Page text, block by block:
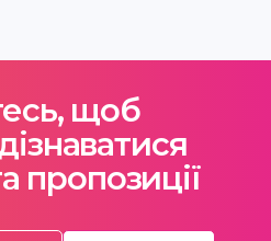
щоб
пропозиції